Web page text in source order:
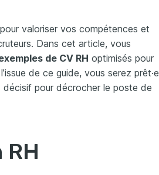
valoriser vos compétences et
Dans cet article, vous
de CV RH optimisés pour
de ce guide, vous serez prêt·e
pour décrocher le poste de